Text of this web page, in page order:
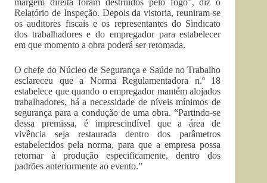
margem direita foram destruídos pelo fogo”, diz o
Relatório de Inspeção. Depois da vistoria, reuniram-se
os auditores fiscais e os representantes do Sindicato
dos trabalhadores e do empregador para estabelecer
em que momento a obra poderá ser retomada.
O chefe do Núcleo de Segurança e Saúde no Trabalho
esclareceu que a Norma Regulamentadora n.º 18
estabelece que quando o empregador mantém alojados
trabalhadores, há a necessidade de níveis mínimos de
segurança para a condução de uma obra. “Partindo-se
dessa premissa, é imprescindível que a área de
vivência seja restaurada dentro dos parâmetros
estabelecidos pela norma, para que a empresa possa
retornar à produção especificamente, dentro dos
padrões anteriormente ao evento.”